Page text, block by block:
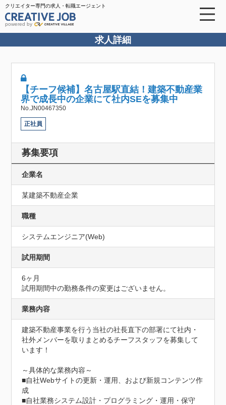
クリエイター専門の求人・転職エージェント
powered by
求人詳細
【チーフ候補】名古屋駅直結！建築不動産業
界で成長中の企業にて社内SEを募集中
No.JN00467350
正社員
募集要項
企業名
某建築不動産企業
職種
システムエンジニア(Web)
試用期間
6ヶ月
試用期間中の勤務条件の変更はございません。
業務内容
建築不動産事業を行う当社の社長直下の部署にて社内・
社外メンバーを取りまとめるチーフスタッフを募集して
います！
～具体的な業務内容～
■自社Webサイトの更新・運用、および新規コンテンツ作
成
■自社業務システム設計・プログラミング・運用・保守